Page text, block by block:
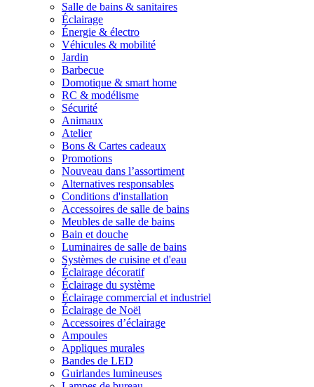
Salle de bains & sanitaires
Éclairage
Énergie & électro
Véhicules & mobilité
Jardin
Barbecue
Domotique & smart home
RC & modélisme
Sécurité
Animaux
Atelier
Bons & Cartes cadeaux
Promotions
Nouveau dans l’assortiment
Alternatives responsables
Conditions d'installation
Accessoires de salle de bains
Meubles de salle de bains
Bain et douche
Luminaires de salle de bains
Systèmes de cuisine et d'eau
Éclairage décoratif
Éclairage du système
Éclairage commercial et industriel
Éclairage de Noël
Accessoires d’éclairage
Ampoules
Appliques murales
Bandes de LED
Guirlandes lumineuses